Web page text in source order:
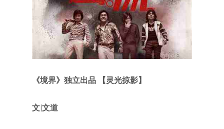
《境界》独立出品 【 灵光掠影】
文|文道